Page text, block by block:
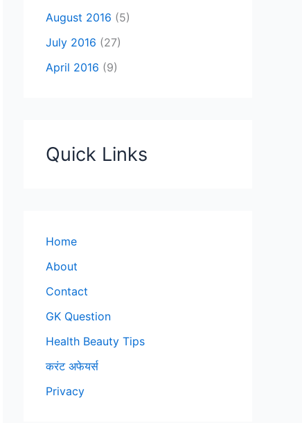
August 2016 (5)
July 2016 (27)
April 2016 (9)
Quick Links
Home
About
Contact
GK Question
Health Beauty Tips
करंट अफेयर्स
Privacy